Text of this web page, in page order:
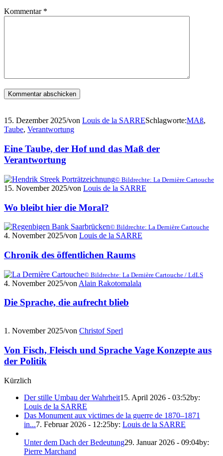
Kommentar *
15. Dezember 2025/von Louis de la SARRESchlagworte:MAß,
Taube, Verantwortung
Eine Taube, der Hof und das Maß der
Verantwortung
© Bildrechte: La Dernière Cartouche
15. November 2025/von Louis de la SARRE
Wo bleibt hier die Moral?
© Bildrechte: La Dernière Cartouche
4. November 2025/von Louis de la SARRE
Chronik des öffentlichen Raums
© Bildrechte: La Dernière Cartouche / LdLS
4. November 2025/von Alain Rakotomalala
Die Sprache, die aufrecht blieb
1. November 2025/von Christof Sperl
Von Fisch, Fleisch und Sprache Vage Konzepte aus
der Politik
Kürzlich
Der stille Umbau der Wahrheit15. April 2026 - 03:52by:
Louis de la SARRE
Das Monument aux victimes de la guerre de 1870–1871
in...7. Februar 2026 - 12:25by: Louis de la SARRE
Unter dem Dach der Bedeutung29. Januar 2026 - 09:04by:
Pierre Marchand